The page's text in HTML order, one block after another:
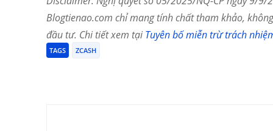
Blogtienao.com chỉ mang tính chất tham khảo,
đầu tư. Chi tiết xem tạiTuyên bố miễn trừ trách
TAGS ZCASH